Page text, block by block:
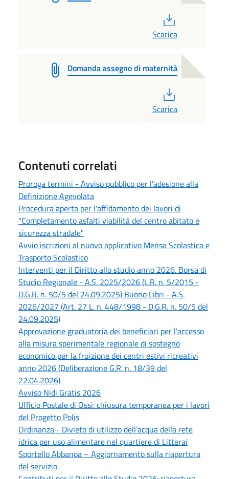
Scarica
Domanda assegno di maternità
Scarica
Contenuti correlati
Proroga termini - Avviso pubblico per l'adesione alla
Definizione Agevolata
Procedura aperta per l'affidamento dei lavori di
"Completamento asfalti viabilità del centro abitato e
sicurezza stradale"
Avvio iscrizioni al nuovo applicativo Mensa Scolastica e
Trasporto Scolastico
Interventi per il Diritto allo studio anno 2026. Borsa di
Studio Regionale - A.S. 2025/2026 (L.R. n. 5/2015 -
D.G.R. n. 50/5 del 24.09.2025) Buono Libri - A.S.
2026/2027 (Art. 27 L. n. 448/1998 - D.G.R. n. 50/5 del
24.09.2025)
Approvazione graduatoria dei beneficiari per l'accesso
alla misura sperimentale regionale di sostegno
economico per la fruizione dei centri estivi ricreativi
anno 2026 (Deliberazione G.R. n. 18/39 del
22.04.2026)
Avviso Nidi Gratis 2026
Ufficio Postale di Ossi: chiusura temporanea per i lavori
del Progetto Polis
Ordinanza - Divieto di utilizzo dell’acqua della rete
idrica per uso alimentare nel quartiere di Litterai
Sportello Abbanoa – Aggiornamento sulla riapertura
del servizio